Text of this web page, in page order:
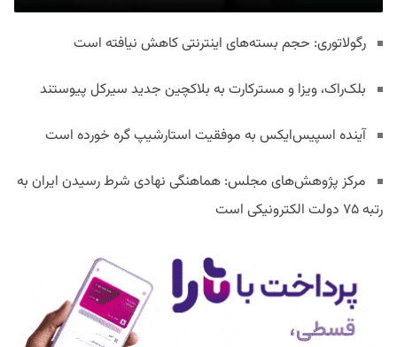
رگولاتوری: حجم بسته‌های اینترنتی کاهش نیافته است
بلک‌راک، ویزا و مسترکارت به بلاکچین جدید سیرکل پیوستند
آینده اسپیس‌ایکس به موفقیت استارشیپ گره خورده است
مرکز پژوهش‌های مجلس: هماهنگی نهادی شرط رسیدن ایران به
رتبه ۷۵ دولت الکترونیکی است